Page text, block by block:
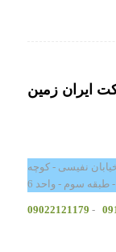
ایران زمین
نفیسی - کوچه
-
09022121179